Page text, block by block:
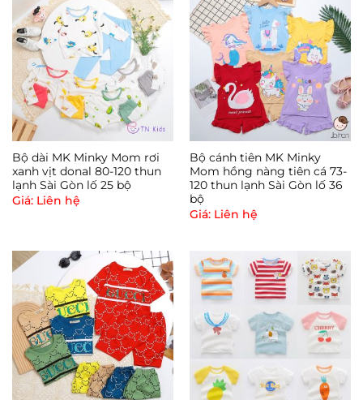
? Tư vấn miễn phí
? Hàng chính hãng
? Giao hàng nhanh từ 30p - 2h
__________________
*** Các bạn LƯU Ý giúp Shop nha:
Bộ dài MK Minky Mom rơi
xanh vịt donal 80-120 thun
lạnh Sài Gòn lố 25 bộ
Giá: Liên hệ
Bộ cánh tiên MK Minky
Mom hồng nàng tiên cá 73-
120 thun lạnh Sài Gòn lố 36
bộ
Giá: Liên hệ